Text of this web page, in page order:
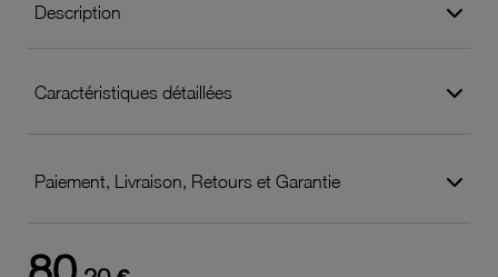
Description
Caractéristiques détaillées
Paiement, Livraison, Retours et Garantie